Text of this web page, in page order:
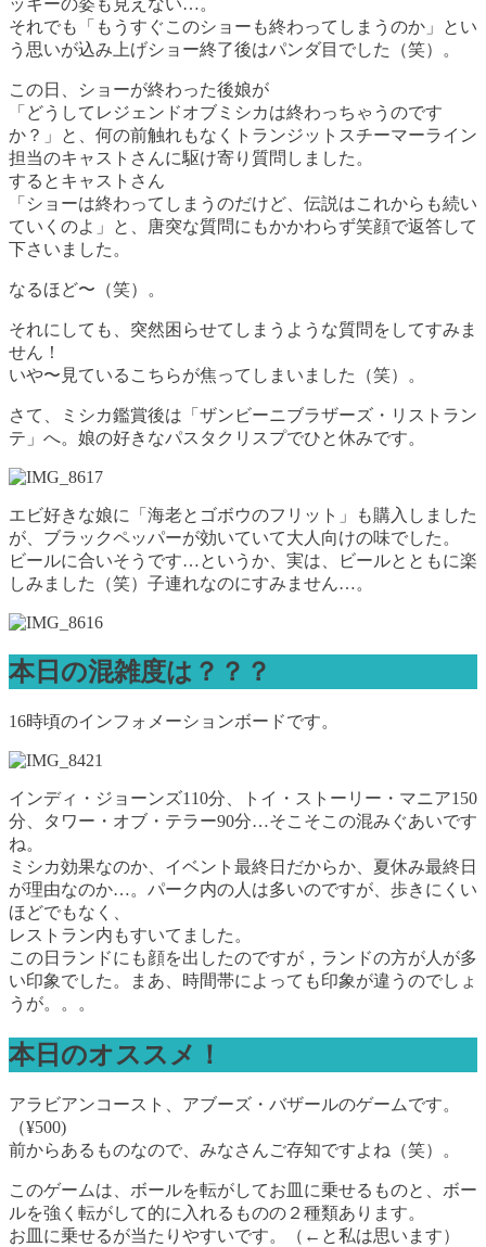
ッキーの姿も見えない…。
それでも「もうすぐこのショーも終わってしまうのか」とい
う思いが込み上げショー終了後はパンダ目でした（笑）。
この日、ショーが終わった後娘が
「どうしてレジェンドオブミシカは終わっちゃうのです
か？」と、何の前触れもなくトランジットスチーマーライン
担当のキャストさんに駆け寄り質問しました。
するとキャストさん
「ショーは終わってしまうのだけど、伝説はこれからも続い
ていくのよ」と、唐突な質問にもかかわらず笑顔で返答して
下さいました。
なるほど〜（笑）。
それにしても、突然困らせてしまうような質問をしてすみま
せん！
いや〜見ているこちらが焦ってしまいました（笑）。
さて、ミシカ鑑賞後は「ザンビーニブラザーズ・リストラン
テ」へ。娘の好きなパスタクリスプでひと休みです。
エビ好きな娘に「海老とゴボウのフリット」も購入しました
が、ブラックペッパーが効いていて大人向けの味でした。
ビールに合いそうです…というか、実は、ビールとともに楽
しみました（笑）子連れなのにすみません…。
本日の混雑度は？？？
16時頃のインフォメーションボードです。
インディ・ジョーンズ110分、トイ・ストーリー・マニア150
分、タワー・オブ・テラー90分…そこそこの混みぐあいです
ね。
ミシカ効果なのか、イベント最終日だからか、夏休み最終日
が理由なのか…。パーク内の人は多いのですが、歩きにくい
ほどでもなく、
レストラン内もすいてました。
この日ランドにも顔を出したのですが，ランドの方が人が多
い印象でした。まあ、時間帯によっても印象が違うのでしょ
うが。。。
本日のオススメ！
アラビアンコースト、アブーズ・バザールのゲームです。
（¥500)
前からあるものなので、みなさんご存知ですよね（笑）。
このゲームは、ボールを転がしてお皿に乗せるものと、ボー
ルを強く転がして的に入れるものの２種類あります。
お皿に乗せるが当たりやすいです。（←と私は思います）